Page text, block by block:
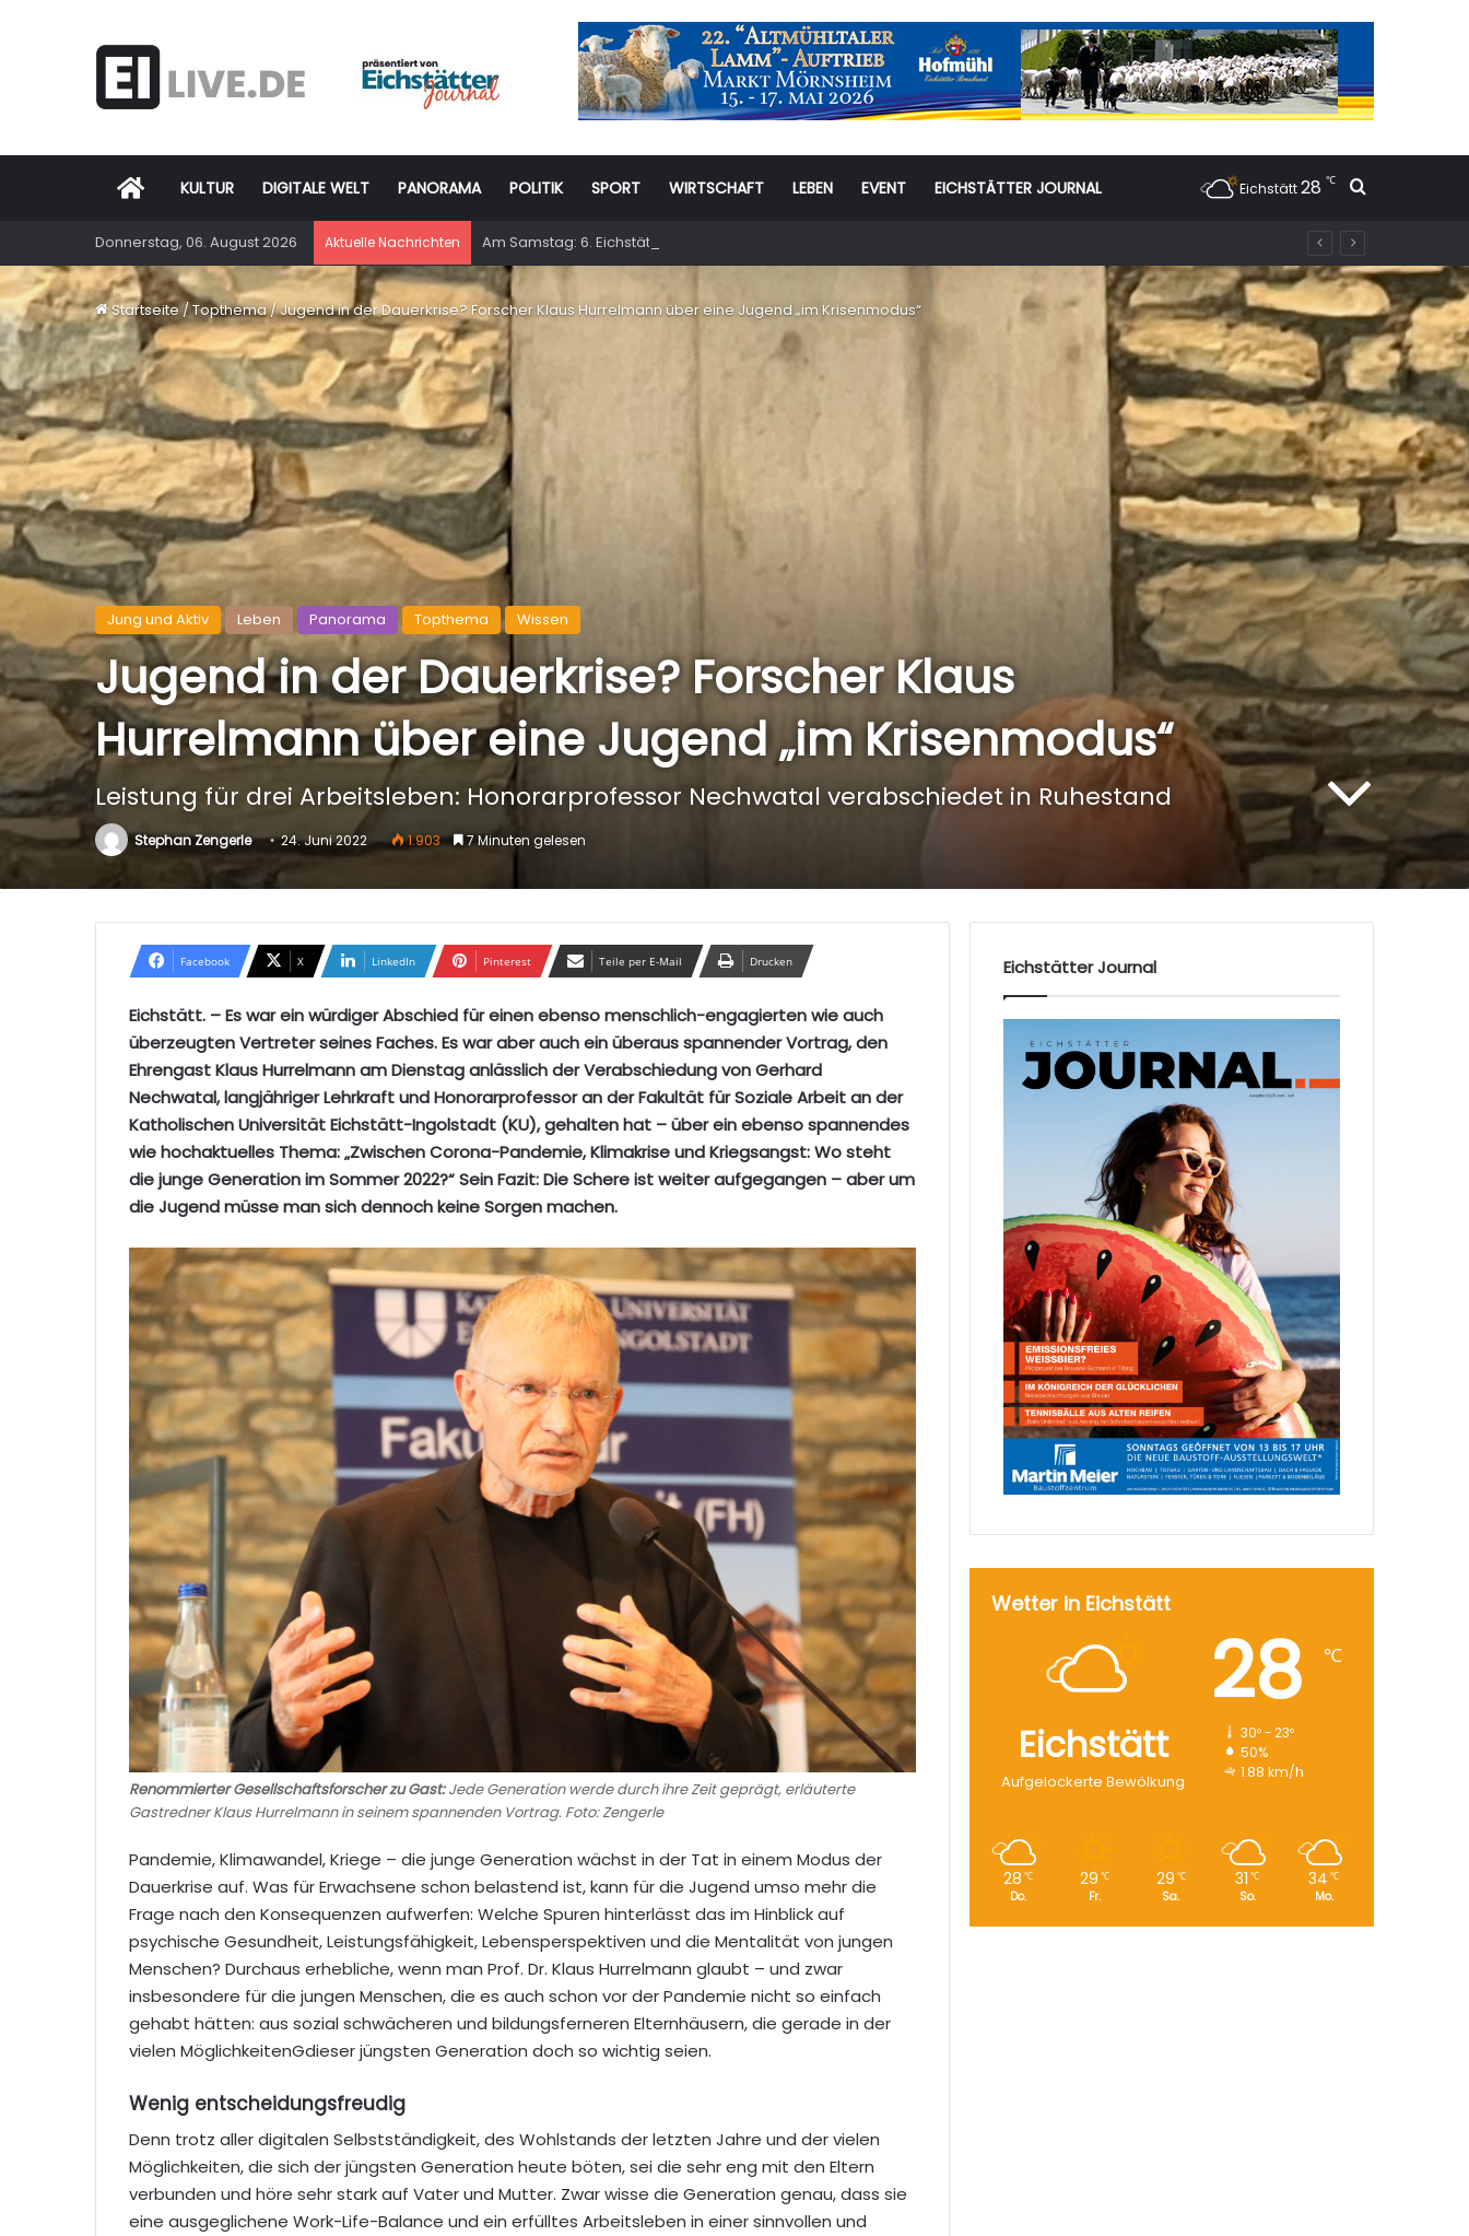
Startseite
KULTUR DIGITALE WELT PANORAMA POLITIK SPORT WIRTSCHAFT LEBEN EVENT EICHSTÄTTER JOURNAL Eichstätt28 ℃ Suchen
Donnerstag, 06. August 2026 Aktuelle Nachrichten Am Samstag: 6. Eichstätter Kinder- und Jugendtag – für ganze Familie
Startseite /Topthema/Jugend in der Dauerkrise? Forscher Klaus Hurrelmann über eine Jugend „im Krisenmodus“
Jung und Aktiv Leben Panorama Topthema Wissen
Jugend in der Dauerkrise? Forscher Klaus
Hurrelmann über eine Jugend „im Krisenmodus“
Leistung für drei Arbeitsleben: Honorarprofessor Nechwatal verabschiedet in Ruhestand
Stephan Zengerle 24. Juni 2022 1.903 7 Minuten gelesen
Facebook X LinkedIn Pinterest Teile per E-Mail Drucken
Eichstätt. – Es war ein würdiger Abschied für einen ebenso menschlich-engagierten wie auch
überzeugten Vertreter seines Faches. Es war aber auch ein überaus spannender Vortrag, den
Ehrengast Klaus Hurrelmann am Dienstag anlässlich der Verabschiedung von Gerhard
Nechwatal, langjähriger Lehrkraft und Honorarprofessor an der Fakultät für Soziale Arbeit an der
Katholischen Universität Eichstätt-Ingolstadt (KU), gehalten hat – über ein ebenso spannendes
wie hochaktuelles Thema: „Zwischen Corona-Pandemie, Klimakrise und Kriegsangst: Wo steht
die junge Generation im Sommer 2022?“ Sein Fazit: Die Schere ist weiter aufgegangen – aber um
die Jugend müsse man sich dennoch keine Sorgen machen.
Renommierter Gesellschaftsforscher zu Gast:Jede Generation werde durch ihre Zeit geprägt, erläuterte
Gastredner Klaus Hurrelmann in seinem spannenden Vortrag. Foto: Zengerle
Pandemie, Klimawandel, Kriege – die junge Generation wächst in der Tat in einem Modus der
Dauerkrise auf. Was für Erwachsene schon belastend ist, kann für die Jugend umso mehr die
Frage nach den Konsequenzen aufwerfen: Welche Spuren hinterlässt das im Hinblick auf
psychische Gesundheit, Leistungsfähigkeit, Lebensperspektiven und die Mentalität von jungen
Menschen? Durchaus erhebliche, wenn man Prof. Dr. Klaus Hurrelmann glaubt – und zwar
insbesondere für die jungen Menschen, die es auch schon vor der Pandemie nicht so einfach
gehabt hätten: aus sozial schwächeren und bildungsferneren Elternhäusern, die gerade in der
vielen MöglichkeitenGdieser jüngsten Generation doch so wichtig seien.
Wenig entscheidungsfreudig
Denn trotz aller digitalen Selbstständigkeit, des Wohlstands der letzten Jahre und der vielen
Möglichkeiten, die sich der jüngsten Generation heute böten, sei die sehr eng mit den Eltern
verbunden und höre sehr stark auf Vater und Mutter. Zwar wisse die Generation genau, dass sie
eine ausgeglichene Work-Life-Balance und ein erfülltes Arbeitsleben in einer sinnvollen und
Eichstätter Journal
Wetter in Eichstätt
Eichstätt
Aufgelockerte Bewölkung
28 ℃
30º - 23º
50%
1.88 km/h
28 ℃
Do.
29 ℃
Fr.
29 ℃
Sa.
31 ℃
So.
34 ℃
Mo.